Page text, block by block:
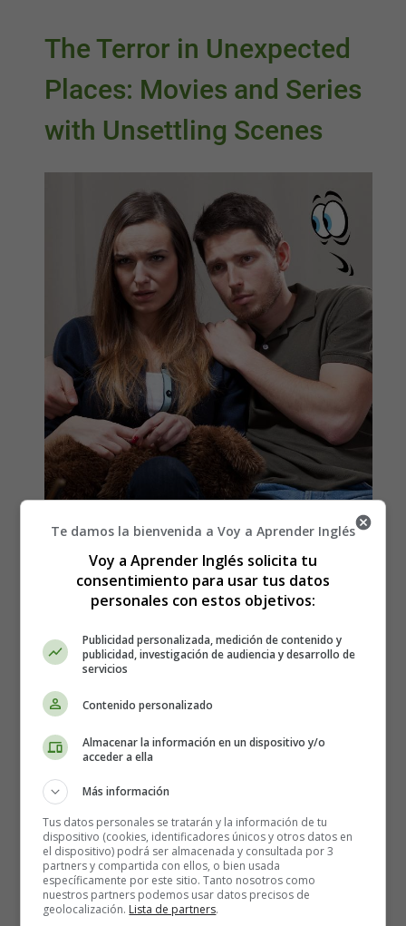
The Terror in Unexpected
Places: Movies and Series
with Unsettling Scenes
Detalles
Categoría:Cuentos en Inglés - Stories in
English
Publicado: 29 Septiembre 2025
textos en ingles Stories in English
Leer más: The Terror in Unexpected Places:
Ted Bundy: The Killer Who
Captivated Everyone 🕵️‍♂️🩸
Te damos la bienvenida a Voy a Aprender Inglés
Voy a Aprender Inglés solicita tu
consentimiento para usar tus datos
personales con estos objetivos:
Publicidad personalizada, medición de contenido y
publicidad, investigación de audiencia y desarrollo de
servicios
Contenido personalizado
Almacenar la información en un dispositivo y/o
acceder a ella
Más información
Tus datos personales se tratarán y la información de tu
dispositivo (cookies, identificadores únicos y otros datos en
el dispositivo) podrá ser almacenada y consultada por 3
partners y compartida con ellos, o bien usada
específicamente por este sitio. Tanto nosotros como
nuestros partners podemos usar datos precisos de
geolocalización. Lista de partners.